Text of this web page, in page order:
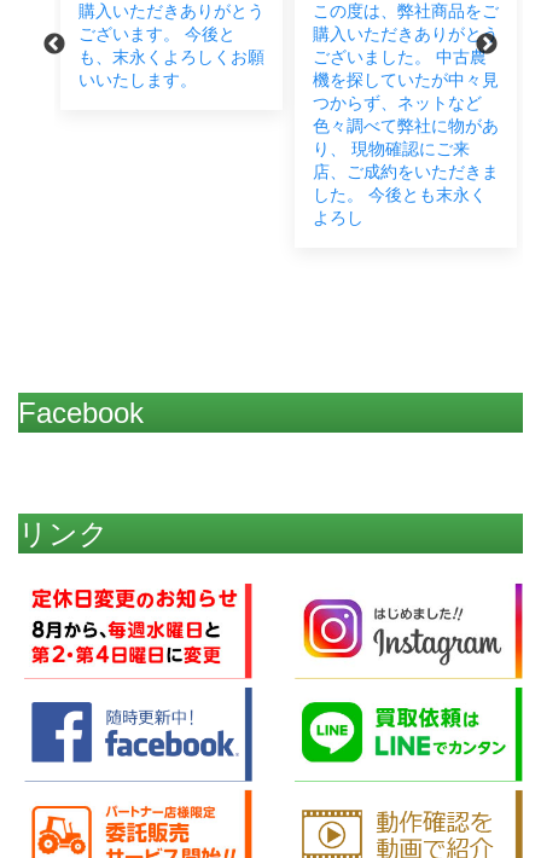
購入いただきありがとう
ございます。 今後と
も、末永くよろしくお願
いいたします。
この度は、弊社商品をご
購入いただきありがとう
ございました。 中古農
機を探していたが中々見
つからず、ネットなど
色々調べて弊社に物があ
り、 現物確認にご来
店、ご成約をいただきま
した。 今後とも末永く
よろし
Facebook
リンク